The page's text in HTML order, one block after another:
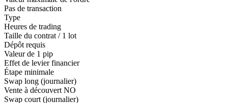
Pas de transaction
Type
Heures de trading
Taille du contrat / 1 lot
Dépôt requis
Valeur de 1 pip
Effet de levier financier
Étape minimale
Swap long (journalier)
Vente à découvert NO
Swap court (journalier)